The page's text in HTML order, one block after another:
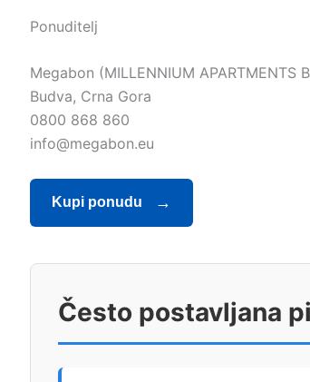
Ponuditelj
Megabon (MILLENNIUM APARTMENTS
Budva, Crna Gora
0800 868 860
info@megabon.eu
Kupi ponudu
Često postavljana